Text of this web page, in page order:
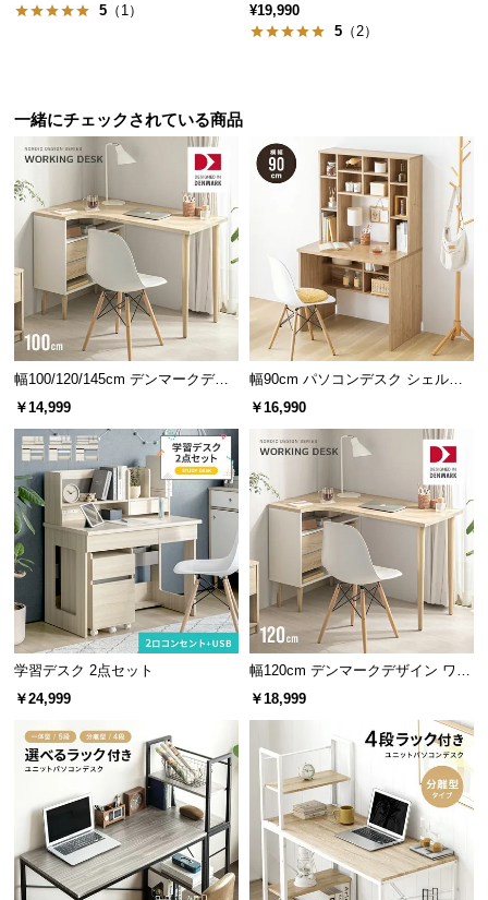
て
に
つ
い
規
約
に
つ
て
お
客
様
サ
ト
横幅約110cmとゆとりのある天板と収納を兼ね備え
たパソコンデスク。パソコンを使いながら資料をス
トレスなく広げられ、作業もサクサク進められま
す。
横幅 奥行き
約48.5cm 約76cm
ワンルームにも置きやすい大きさ
ワンルームなど、スペースの限られた場所にも置き
やすいコンパクトなサイズ感です。
5 （1）
¥19,990
5 （2）
一緒にチェックされている商品
幅100/120/145cm デンマークデザ
イン ワークデスク
￥14,999
幅90cm パソコンデスク シェルフ
付き
￥16,990
学習デスク 2点セット
￥24,999
幅120cm デンマークデザイン ワー
クデスク
￥18,999